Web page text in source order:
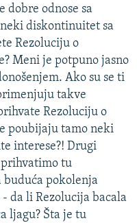
dobre odnose sa
diskontinuitet sa
Rezoluciju o
Meni je potpuno jasno
Ako su se ti
takve
Rezoluciju o
poubijaju tamo neki
interese?! Drugi
prihvatimo tu
buduća pokolenja
da li Rezolucija bacala
ljagu? Šta je tu